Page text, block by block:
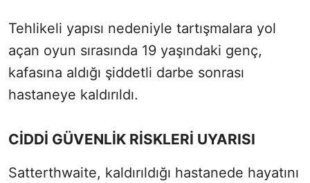
Tehlikeli yapısı nedeniyle tartışmalara yol
açan oyun sırasında 19 yaşındaki genç,
kafasına aldığı şiddetli darbe sonrası
hastaneye kaldırıldı.
CİDDİ GÜVENLİK RİSKLERİ UYARISI
Satterthwaite, kaldırıldığı hastanede hayatını